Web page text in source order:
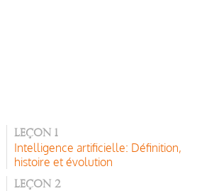
Leçon 1
Intelligence artificielle: Définition,
histoire et évolution
Leçon 2